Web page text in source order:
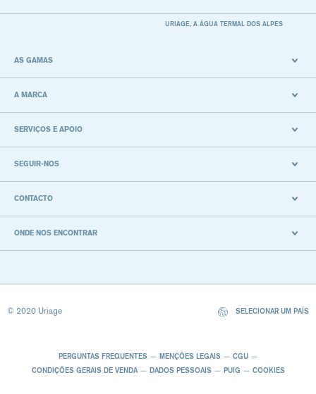
URIAGE, A ÁGUA TERMAL DOS ALPES
AS GAMAS
A MARCA
SERVIÇOS E APOIO
SEGUIR-NOS
CONTACTO
ONDE NOS ENCONTRAR
© 2020 Uriage
PERGUNTAS FREQUENTES MENÇÕES LEGAIS
CGU
CONDIÇÕES GERAIS DE VENDA
DADOS PESSOAIS PUIG COOKIES
SELECIONAR UM PAÍS